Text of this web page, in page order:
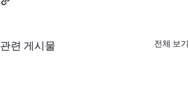
관련 게시물 전체 보기